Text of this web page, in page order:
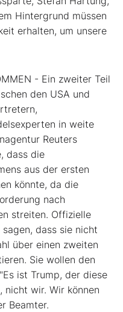
Hintergrund müssen
erhalten, um unsere
- Ein zweiter Teil
den USA und
in weite
Reuters
dass die
aus der ersten
könnte, da die
nach
streiten. Offizielle
dass sie nicht
über einen zweiten
Sie wollen den
ist Trump, der diese
nicht wir. Wir können
Beamter.